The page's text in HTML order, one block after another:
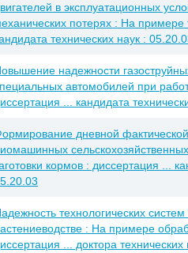
в эксплуатационных
потерях : На примере
технических наук :
надежности
автомобилей при
... кандидата
дневной
кормов : диссертация ...
технологических
: На примере
... доктора